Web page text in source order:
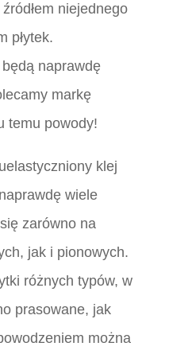
niejednego
płytek.
naprawdę
markę
temu powody!
klej
wiele
zarówno na
jak i pionowych.
różnych typów, w
prasowane, jak
można